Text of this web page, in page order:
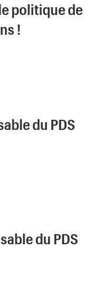
politique de
!
du PDS
du PDS